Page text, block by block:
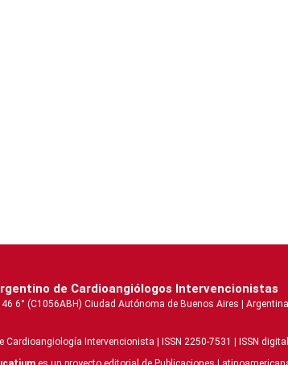
de Cardioangiólogos Intervencionistas
6° (C1056ABH) Ciudad Autónoma de Buenos Aires |
Cardioangiologí­a Intervencionista | ISSN 2250-7531 | ISSN